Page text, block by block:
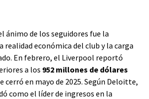
ánimo de los seguidores fue la
realidad económica del club y la carga
En febrero, el Liverpool reportó
a los 952 millones de dólares
cerró en mayo de 2025. Según Deloitte,
como el líder de ingresos en la